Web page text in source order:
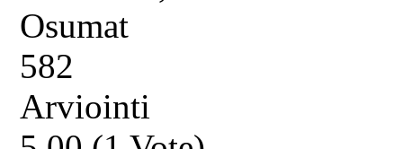
Osumat
582
Arviointi